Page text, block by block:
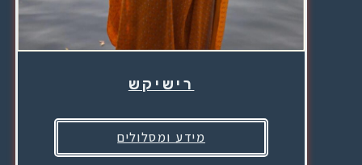
רישיקש
מידע ומסלולים